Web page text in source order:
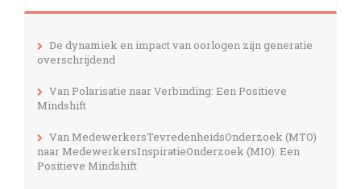
De dynamiek en impact van oorlogen zijn generatie
overschrijdend
Van Polarisatie naar Verbinding: Een Positieve
Mindshift
Van MedewerkersTevredenheidsOnderzoek (MTO)
naar MedewerkersInspiratieOnderzoek (MIO): Een
Positieve Mindshift